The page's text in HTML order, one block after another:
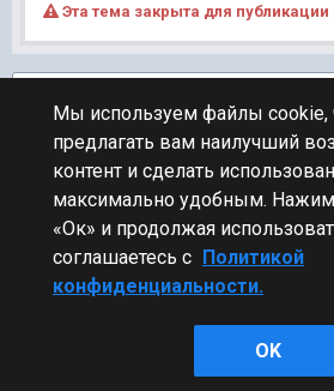
Эта тема закрыта для
ПЕРЕЙТИ К СПИСКУ ТЕМ
Турнирный клуб
Стиль
Мы используем файлы cookie,
предлагать вам наилучший
контент и сделать
максимально удобным.
«Ок» и продолжая
соглашаетесь с Политикой
конфиденциальности.
OK